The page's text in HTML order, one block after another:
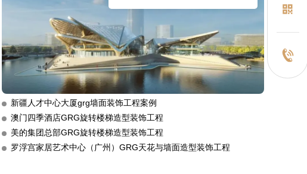
新疆人才中心大厦grg墙面装饰工程案例
澳门四季酒店GRG旋转楼梯造型装饰工程
美的集团总部GRG旋转楼梯造型装饰工程
罗浮宫家居艺术中心（广州）GRG天花与墙面造型装饰工程